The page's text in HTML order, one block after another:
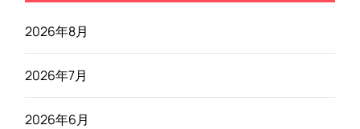
2026年8月
2026年7月
2026年6月